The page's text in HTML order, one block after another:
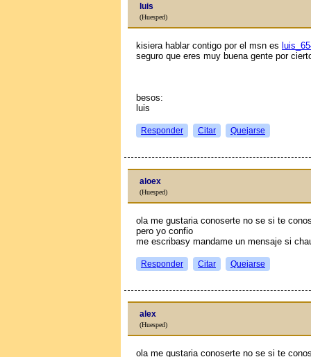
luis
(Huesped)
kisiera hablar contigo por el msn es
seguro que eres muy buena gente por
besos:
luis
Responder Citar Quejarse
aloex
(Huesped)
ola me gustaria conoserte no se si te
pero yo confio
me escribasy mandame un mensaje si
Responder Citar Quejarse
alex
(Huesped)
ola me gustaria conoserte no se si te